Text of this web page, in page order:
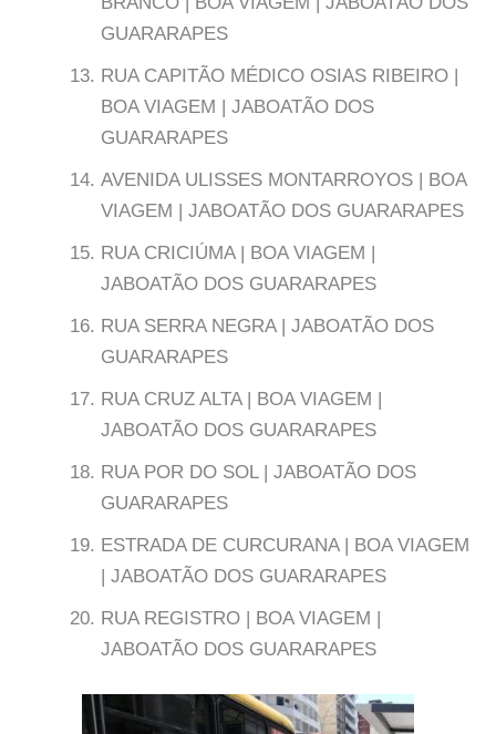
GUARARAPES
RUA CAPITÃO MÉDICO OSIAS RIBEIRO |
BOA VIAGEM | JABOATÃO DOS
GUARARAPES
AVENIDA ULISSES MONTARROYOS | BOA
VIAGEM | JABOATÃO DOS GUARARAPES
RUA CRICIÚMA | BOA VIAGEM |
JABOATÃO DOS GUARARAPES
RUA SERRA NEGRA | JABOATÃO DOS
GUARARAPES
RUA CRUZ ALTA | BOA VIAGEM |
JABOATÃO DOS GUARARAPES
RUA POR DO SOL | JABOATÃO DOS
GUARARAPES
ESTRADA DE CURCURANA | BOA VIAGEM
| JABOATÃO DOS GUARARAPES
RUA REGISTRO | BOA VIAGEM |
JABOATÃO DOS GUARARAPES